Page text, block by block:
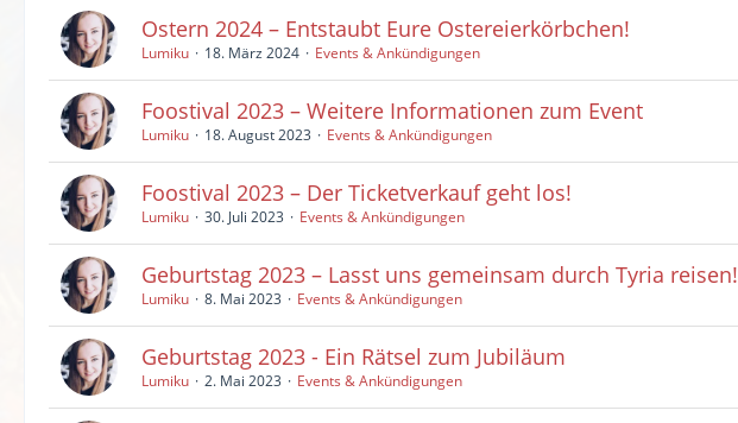
Ostern 2024 – Entstaubt Eure Ostereierkörbchen!
Lumiku 18. März 2024 Events & Ankündigungen
Foostival 2023 – Weitere Informationen zum Event
Lumiku 18. August 2023 Events & Ankündigungen
Foostival 2023 – Der Ticketverkauf geht los!
Lumiku 30. Juli 2023 Events & Ankündigungen
Geburtstag 2023 – Lasst uns gemeinsam durch Tyria reisen!
Lumiku 8. Mai 2023 Events & Ankündigungen
Geburtstag 2023 - Ein Rätsel zum Jubiläum
Lumiku 2. Mai 2023 Events & Ankündigungen